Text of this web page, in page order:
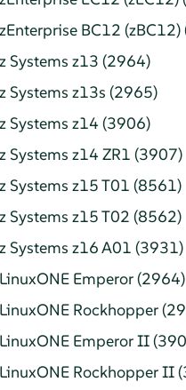
BC12
Systems z13 (2964)
Systems z13s (2965)
Systems z14 (3906)
Systems z14 ZR1 (3907)
Systems z15 T01 (8561)
Systems z15 T02 (8562)
Systems z16 A01 (3931)
Emperor (2964)
Rockhopper
Emperor II
Rockhopper II